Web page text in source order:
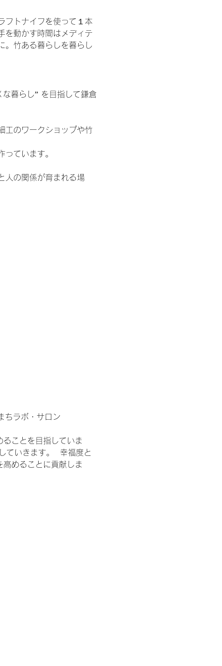
フトナイフを使って１本
を動かす時間はメディテ
。竹ある暮らしを暮らし
な暮らし” を目指して鎌倉
工のワークショップや竹
ています。
人の関係が育まれる場
ちラボ・サロン
ことを目指していま
ていきます。  幸福度と
めることに貢献しま